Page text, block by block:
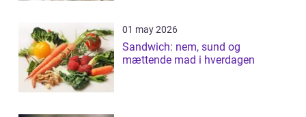
01 may 2026
Sandwich: nem, sund og
mættende mad i hverdagen